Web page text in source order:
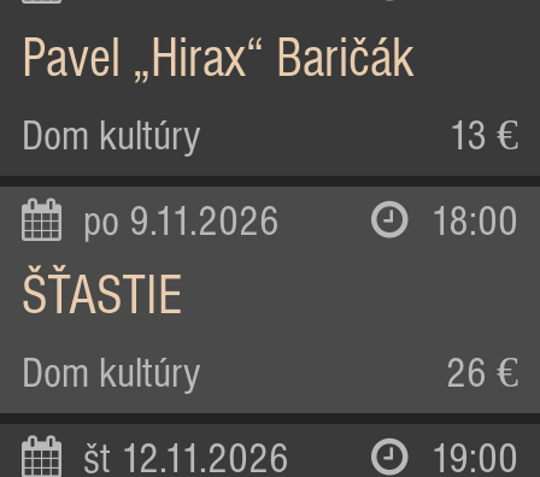
Pavel „Hirax“ Baričák
Dom kultúry 13 €
po 9.11.2026 18:00
ŠŤASTIE
Dom kultúry 26 €
št 12.11.2026 19:00